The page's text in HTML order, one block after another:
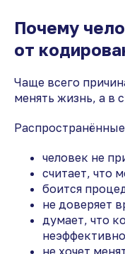
Почему
от
Чаще всего
менять жизнь, а в
человек не
считает, что
боится
не доверяет
думает, что
не хочет